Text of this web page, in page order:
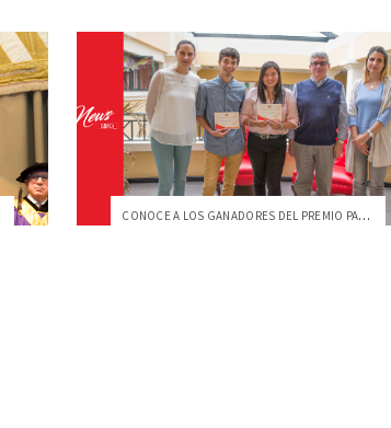
CONOCE A LOS GANADORES DEL PREMIO PASEC ...